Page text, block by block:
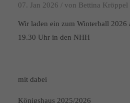
07. Jan 2026 / von Bettina Kröppel
Wir laden ein zum Winterball 2026
19.30 Uhr in den NHH
mit dabei
Königshaus 2025/2026